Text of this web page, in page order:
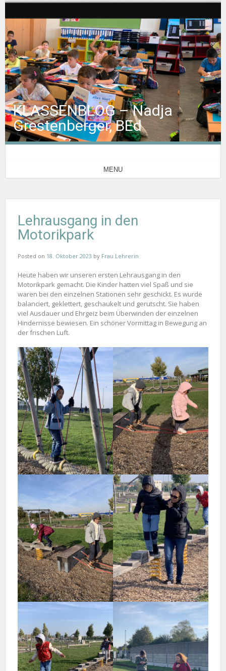
KLASSENBLOG – Nadja
Grestenberger, BEd
MENU
Lehrausgang in den
Motorikpark
Posted on 18. Oktober 2023 by Frau Lehrerin
Heute haben wir unseren ersten Lehrausgang in den
Motorikpark gemacht. Die Kinder hatten viel Spaß und sie
waren bei den einzelnen Stationen sehr geschickt. Es wurde
balanciert, geklettert, geschaukelt und gerutscht. Sie haben
viel Ausdauer und Ehrgeiz beim Überwinden der einzelnen
Hindernisse bewiesen. Ein schöner Vormittag in Bewegung an
der frischen Luft.